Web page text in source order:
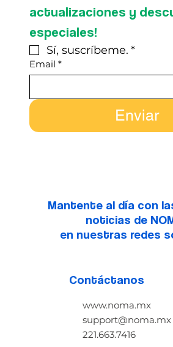
actualizaciones y
especiales!
Sí, suscríbeme. *
Email *
Enviar
Mantente al día con
noticias de
en nuestras redes
Contáctanos
www.noma.mx
support@noma.mx
221.663.7416